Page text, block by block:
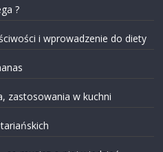
?
i wprowadzenie do diety
zastosowania w kuchni